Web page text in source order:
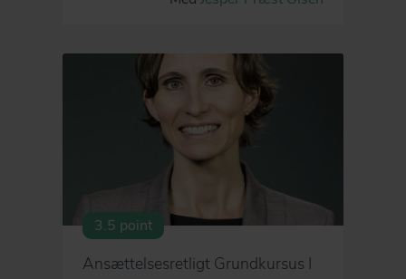
3.5 point
Ansættelsesretligt Grundkursus I